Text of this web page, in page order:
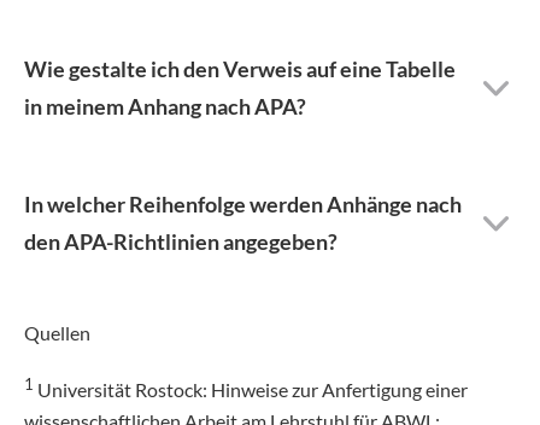
Wie gestalte ich den Verweis auf eine Tabelle
in meinem Anhang nach APA?
In welcher Reihenfolge werden Anhänge nach
den APA-Richtlinien angegeben?
Quellen
1 Universität Rostock: Hinweise zur Anfertigung einer